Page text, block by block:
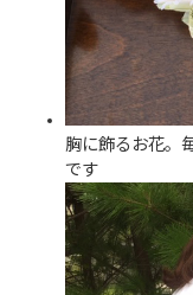
胸に飾るお花。
です